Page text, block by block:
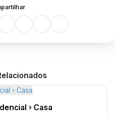
› Casa